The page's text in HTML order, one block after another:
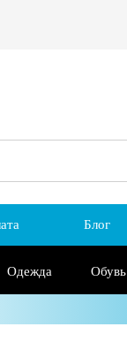
Блог
Одежда Обувь